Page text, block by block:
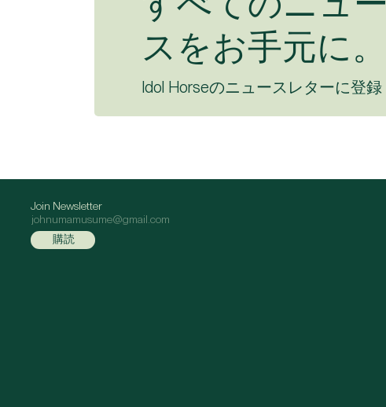
スをお手元に。
Idol Horseのニュースレターに登録
Join Newsletter